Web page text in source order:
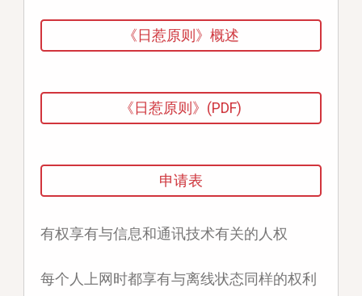
《日惹原则》概述
《日惹原则》(PDF)
申请表
有权享有与信息和通讯技术有关的人权
每个人上网时都享有与离线状态同样的权利